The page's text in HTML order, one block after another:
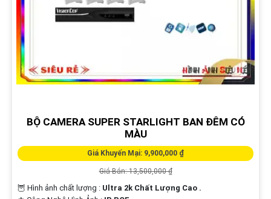
BỘ CAMERA SUPER STARLIGHT BAN ĐÊM CÓ
MÀU
Giá Khuyến Mại: 9,900,000 ₫
Giá Bán: 13,500,000 ₫
🦉 Hình ảnh chất lượng : Ultra 2k Chất Lượng Cao .